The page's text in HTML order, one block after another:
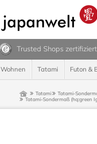
Trusted Shops zertifiziert
Wohnen Tatami Futon &
Tatami
Tatami-
Tatami-Sondermaß (hq:green